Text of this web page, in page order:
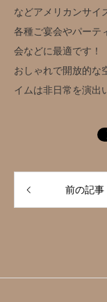
などアメリカンサイ
各種ご宴会やパーテ
会などに最適です！
おしゃれで開放的な
イムは非日常を演出
前の記事